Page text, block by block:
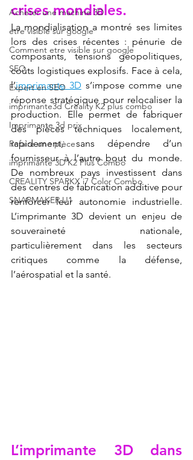
Acheter une machine 3D
etre visible sur google
Comment etre visible sur google
SEO
Expert en SEO
imprimante3d Creality K2 plus combo
Imprimante 3d prix
Refaire une pièce
imprimante 3D K2 Plus Combo
CREALITY SPARKX i7 Color Combo
SNAPMAKER U1
crises mondiales.
La mondialisation a montré ses limites
lors des crises récentes : pénurie de
composants, tensions géopolitiques,
coûts logistiques explosifs. Face à cela,
l’imprimante 3D s’impose comme une
réponse stratégique pour relocaliser la
production. Elle permet de fabriquer
des pièces techniques localement,
rapidement, sans dépendre d’un
fournisseur à l’autre bout du monde.
De nombreux pays investissent dans
des centres de fabrication additive pour
renforcer leur autonomie industrielle.
L’imprimante 3D devient un enjeu de
souveraineté nationale,
particulièrement dans les secteurs
critiques comme la défense,
l’aérospatial et la santé.
L’imprimante 3D dans